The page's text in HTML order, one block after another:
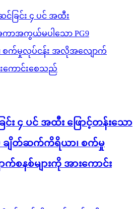
း ၄ ပင် အထီး ဖြောင့်တန်းသော
ျိတ်ဆက်ကိရိယာ၊ စက်မှု
စနစ်များကို အားကောင်း